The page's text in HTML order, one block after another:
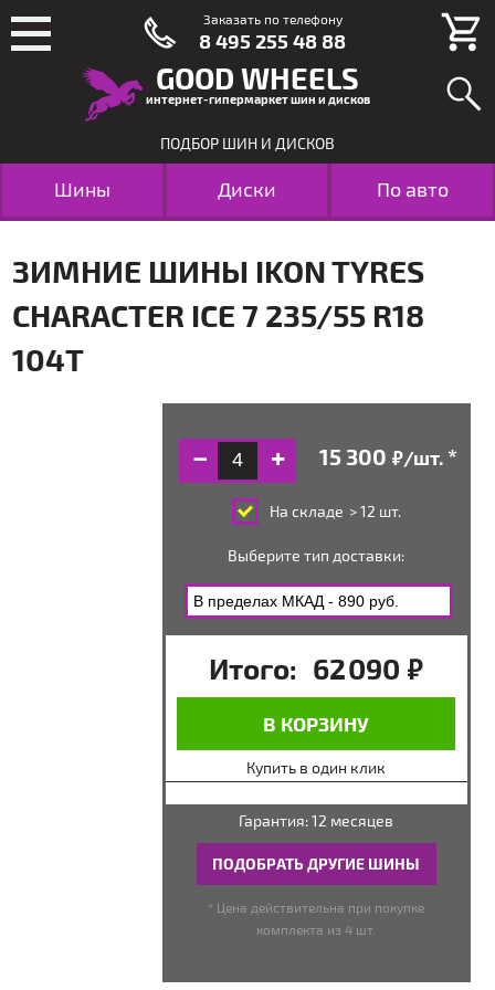
GOOD WHEELS
интернет-гипермаркет шин и дисков
ПОДБОР ШИН И ДИСКОВ
Шины Диски По авто
ЗИМНИЕ ШИНЫ IKON TYRES
CHARACTER ICE 7 235/55 R18
104T
руб./шт.
На складе > 12 шт.
Выберите тип доставки:
Итого: 62 090 руб.
В КОРЗИНУ
Купить в один клик
Гарантия: 12 месяцев
ПОДОБРАТЬ ДРУГИЕ ШИНЫ
* Цена действительна при покупке
комплекта из 4 шт.
Заказать по телефону
8 495 255 48 88